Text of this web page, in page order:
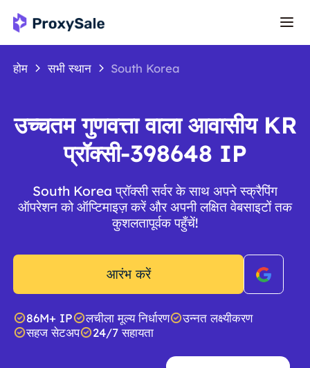
होम सभी स्थान South Korea
उच्चतम गुणवत्ता वाला आवासीय KR
प्रॉक्सी-398648 IP
South Korea प्रॉक्सी सर्वर के साथ अपने स्क्रैपिंग
ऑपरेशन को ऑप्टिमाइज़ करें और अपनी लक्षित वेबसाइटों तक
कुशलतापूर्वक पहुँचें!
आरंभ करें
86M+ IP लचीला मूल्य निर्धारण
उन्नत लक्ष्यीकरण
सहज सेटअप
24/7 सहायता